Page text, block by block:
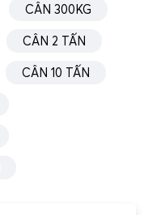
CÂN 300KG
CÂN 2 TẤN
CÂN 10 TẤN